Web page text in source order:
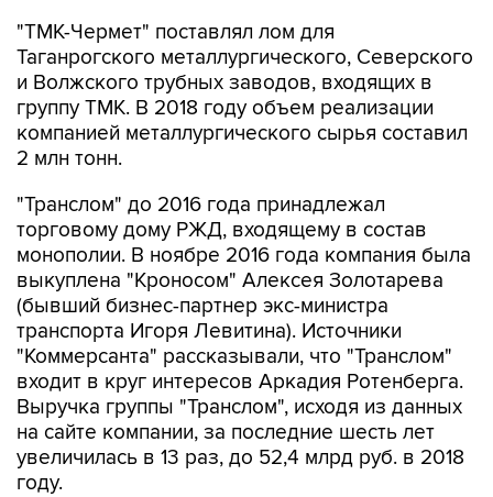
"ТМК-Чермет" поставлял лом для
Таганрогского металлургического, Северского
и Волжского трубных заводов, входящих в
группу ТМК. В 2018 году объем реализации
компанией металлургического сырья составил
2 млн тонн.
"Транслом" до 2016 года принадлежал
торговому дому РЖД, входящему в состав
монополии. В ноябре 2016 года компания была
выкуплена "Кроносом" Алексея Золотарева
(бывший бизнес-партнер экс-министра
транспорта Игоря Левитина). Источники
"Коммерсанта" рассказывали, что "Транслом"
входит в круг интересов Аркадия Ротенберга.
Выручка группы "Транслом", исходя из данных
на сайте компании, за последние шесть лет
увеличилась в 13 раз, до 52,4 млрд руб. в 2018
году.